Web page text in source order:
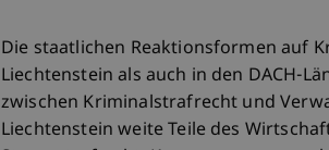
Die staatlichen Reaktionsformen auf
Liechtenstein als auch in den DACH-
zwischen Kriminalstrafrecht und
Liechtenstein weite Teile des